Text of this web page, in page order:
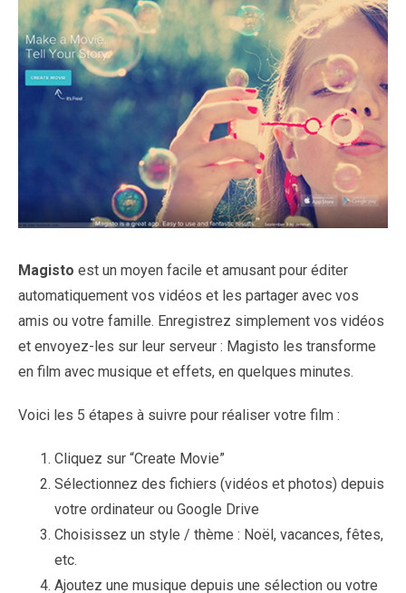
Magisto est un moyen facile et amusant pour éditer
automatiquement vos vidéos et les partager avec vos
amis ou votre famille. Enregistrez simplement vos vidéos
et envoyez-les sur leur serveur : Magisto les transforme
en film avec musique et effets, en quelques minutes.
Voici les 5 étapes à suivre pour réaliser votre film :
Cliquez sur “Create Movie”
Sélectionnez des fichiers (vidéos et photos) depuis
votre ordinateur ou Google Drive
Choisissez un style / thème : Noël, vacances, fêtes,
etc.
Ajoutez une musique depuis une sélection ou votre